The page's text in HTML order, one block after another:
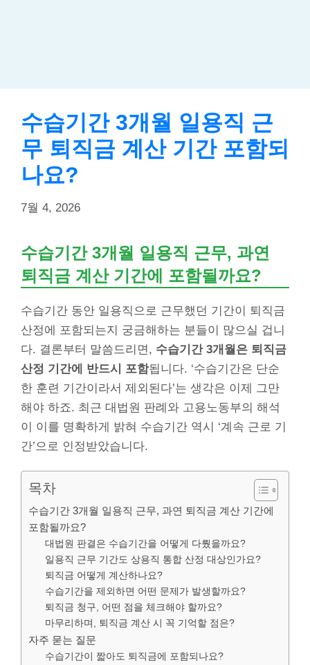
수습기간 3개월 일용직 근
무 퇴직금 계산 기간 포함되
나요?
7월 4, 2026
수습기간 3개월 일용직 근무, 과연
퇴직금 계산 기간에 포함될까요?
수습기간 동안 일용직으로 근무했던 기간이 퇴직금
산정에 포함되는지 궁금해하는 분들이 많으실 겁니
다. 결론부터 말씀드리면, 수습기간 3개월은 퇴직금
산정 기간에 반드시 포함됩니다. ‘수습기간은 단순
한 훈련 기간이라서 제외된다’는 생각은 이제 그만
해야 하죠. 최근 대법원 판례와 고용노동부의 해석
이 이를 명확하게 밝혀 수습기간 역시 ‘계속 근로 기
간’으로 인정받았습니다.
목차
수습기간 3개월 일용직 근무, 과연 퇴직금 계산 기간에
포함될까요?
대법원 판결은 수습기간을 어떻게 다뤘을까요?
일용직 근무 기간도 상용직 통합 산정 대상인가요?
퇴직금 어떻게 계산하나요?
수습기간을 제외하면 어떤 문제가 발생할까요?
퇴직금 청구, 어떤 점을 체크해야 할까요?
마무리하며, 퇴직금 계산 시 꼭 기억할 점은?
자주 묻는 질문
수습기간이 짧아도 퇴직금에 포함되나요?